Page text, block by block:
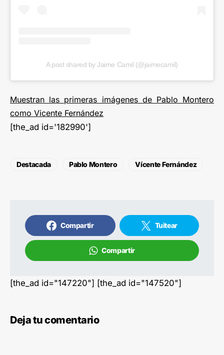
A post shared by Jaime Camil (@jaimecamil)
Muestran las primeras imágenes de Pablo Montero
como Vicente Fernández
[the_ad id='182990']
Destacada Pablo Montero Vícente Fernández
Compartir Tuitear
Compartir
[the_ad id="147220"] [the_ad id="147520"]
Deja tu comentario